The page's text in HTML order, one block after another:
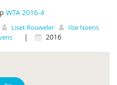
WTA 2016-4
Liset Rouweler
Ilse Noens
| 2016